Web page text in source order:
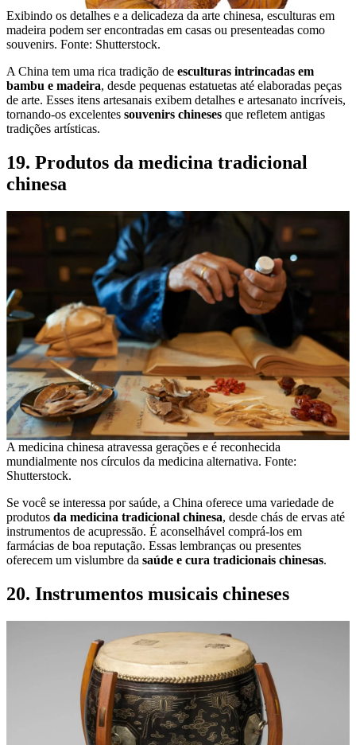
Exibindo os detalhes e a delicadeza da arte chinesa, esculturas em
madeira podem ser encontradas em casas ou presenteadas como
souvenirs. Fonte: Shutterstock.
A China tem uma rica tradição de esculturas intrincadas em
bambu e madeira, desde pequenas estatuetas até elaboradas peças
de arte. Esses itens artesanais exibem detalhes e artesanato incríveis,
tornando-os excelentes souvenirs chineses que refletem antigas
tradições artísticas.
19. Produtos da medicina tradicional
chinesa
A medicina chinesa atravessa gerações e é reconhecida
mundialmente nos círculos da medicina alternativa. Fonte:
Shutterstock.
Se você se interessa por saúde, a China oferece uma variedade de
produtos da medicina tradicional chinesa, desde chás de ervas até
instrumentos de acupressão. É aconselhável comprá-los em
farmácias de boa reputação. Essas lembranças ou presentes
oferecem um vislumbre da saúde e cura tradicionais chinesas.
20. Instrumentos musicais chineses